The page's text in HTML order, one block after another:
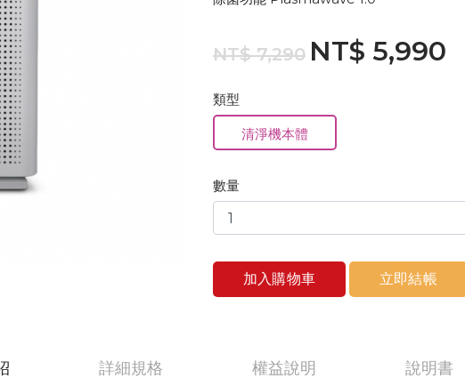
NT$ 7,290 NT$ 5,990
類型
清淨機本體
數量
加入購物車 立即結帳
詳細規格 權益說明 說明書